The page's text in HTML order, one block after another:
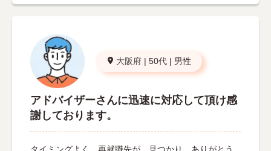
大阪府 | 50代 | 男性
アドバイザーさんに迅速に対応して頂け感
謝しております。